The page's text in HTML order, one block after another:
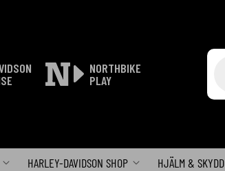
NORTHBIKE
PLAY
HARLEY-DAVIDSON SHOP HJÄLM & SKYDD